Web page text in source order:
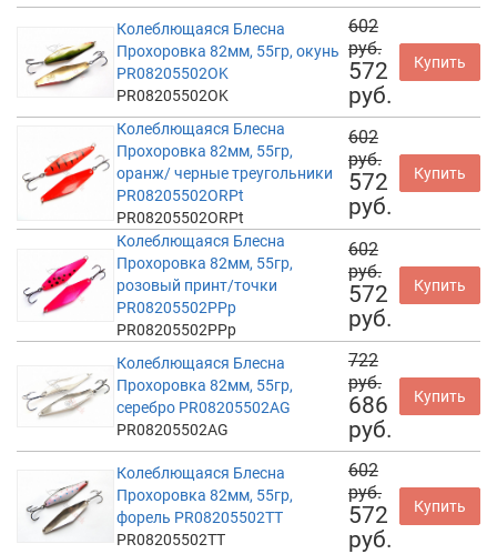
Колеблющаяся Блесна
Прохоровка 82мм, 55гр, окунь
PR08205502OK
PR08205502OK
602
руб.
572
руб.
Купить
Колеблющаяся Блесна
Прохоровка 82мм, 55гр,
оранж/ черные треугольники
PR08205502ORPt
PR08205502ORPt
602
руб.
572
руб.
Купить
Колеблющаяся Блесна
Прохоровка 82мм, 55гр,
розовый принт/точки
PR08205502PPp
PR08205502PPp
602
руб.
572
руб.
Купить
Колеблющаяся Блесна
Прохоровка 82мм, 55гр,
серебро PR08205502AG
PR08205502AG
722
руб.
686
руб.
Купить
Колеблющаяся Блесна
Прохоровка 82мм, 55гр,
форель PR08205502TT
PR08205502TT
602
руб.
572
руб.
Купить